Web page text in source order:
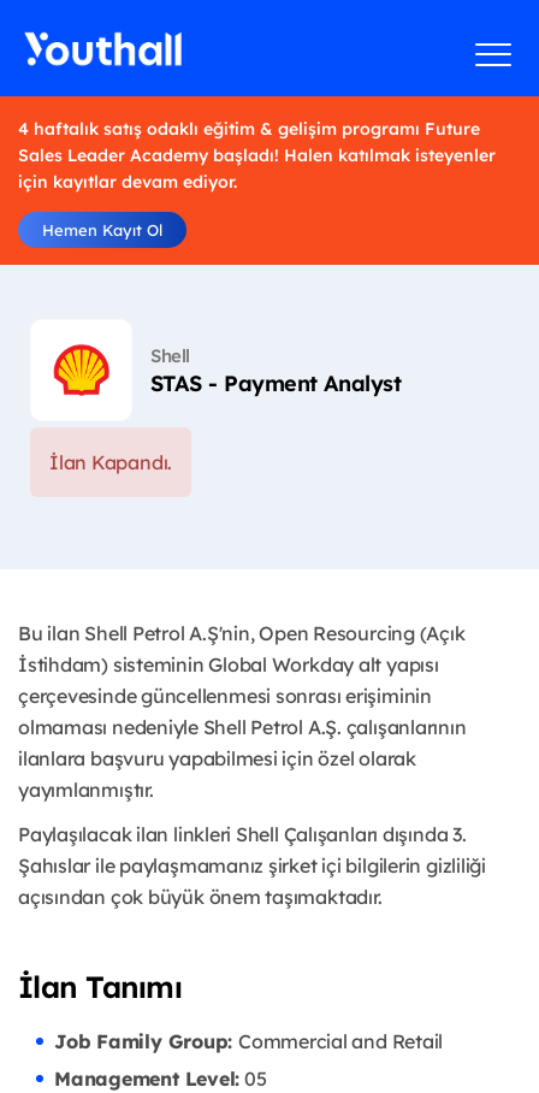
4 haftalık satış odaklı eğitim & gelişim programı Future
Sales Leader Academy başladı! Halen katılmak isteyenler
için kayıtlar devam ediyor.
Hemen Kayıt Ol
Shell
STAS - Payment Analyst
İlan Kapandı.
Bu ilan Shell Petrol A.Ş'nin, Open Resourcing (Açık
İstihdam) sisteminin Global Workday alt yapısı
çerçevesinde güncellenmesi sonrası erişiminin
olmaması nedeniyle Shell Petrol A.Ş. çalışanlarının
ilanlara başvuru yapabilmesi için özel olarak
yayımlanmıştır. ​
Paylaşılacak ilan linkleri Shell Çalışanları dışında 3.
Şahıslar ile paylaşmamanız şirket içi bilgilerin gizliliği
açısından çok büyük önem taşımaktadır.
İlan Tanımı
Job Family Group: Commercial and Retail
Management Level: 05